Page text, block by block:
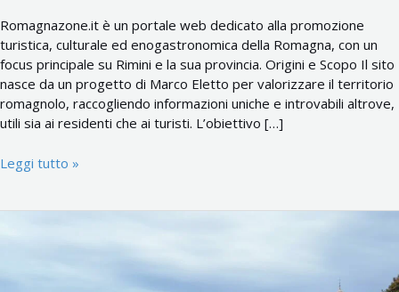
Romagnazone.it è un portale web dedicato alla promozione
turistica, culturale ed enogastronomica della Romagna, con un
focus principale su Rimini e la sua provincia. Origini e Scopo Il sito
nasce da un progetto di Marco Eletto per valorizzare il territorio
romagnolo, raccogliendo informazioni uniche e introvabili altrove,
utili sia ai residenti che ai turisti. L’obiettivo […]
Leggi tutto »
Rimini